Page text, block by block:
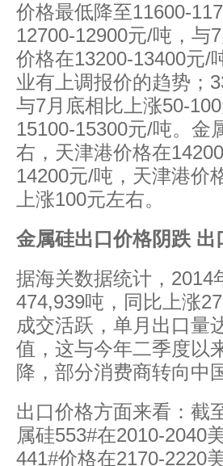
价格最低降至11600-
12700-12900元/吨，与
价格在13200-13400元/
业有上调报价的趋势；
与7月底相比上涨50-
15100-15300元/吨。金
右，天津港价格在
14200元/吨，天津港价
上涨100元左右。
金属硅出口价格阴跌 出
据海关数据统计，2014
474,939吨，同比上涨
成交活跃，单月出口量
值，这与今年二季度以
降，部分消费商转向中
出口价格方面来看：截
属硅553#在2010-2040
441#价格在2170-2220